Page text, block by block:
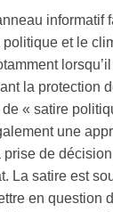
informatif
et le
la protection
« satire
une
prise de
La satire est
en question